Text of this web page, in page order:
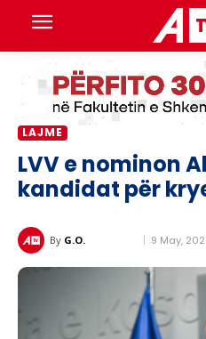
LAJME
LVV e nominon
kandidat për
By G.O. 9 May,